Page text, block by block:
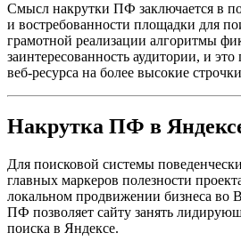
Смысл накрутки ПФ заключается в
и востребованности площадки для
грамотной реализации алгоритмы
заинтересованность аудитории, и
веб-ресурса на более высокие
Накрутка ПФ в
Для поисковой системы
главных маркеров полезности
локальном продвижении бизнеса во
ПФ позволяет сайту занять
поиска в Яндексе.